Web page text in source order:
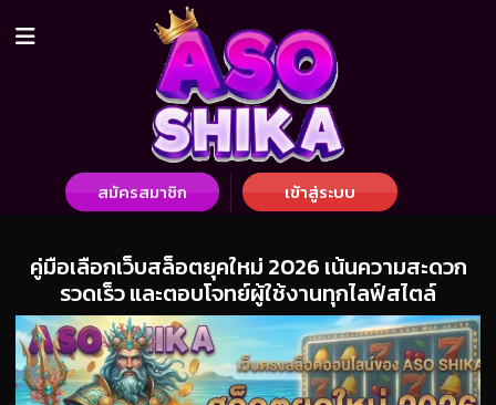
สมัครสมาชิก เข้าสู่ระบบ
คู่มือเลือกเว็บสล็อตยุคใหม่ 2026 เน้นความสะดวก
รวดเร็ว และตอบโจทย์ผู้ใช้งานทุกไลฟ์สไตล์